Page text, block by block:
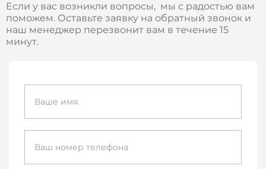
Если у вас возникли вопросы, мы с радостью вам
поможем. Оставьте заявку на обратный звонок и
наш менеджер перезвонит вам в течение 15
минут.